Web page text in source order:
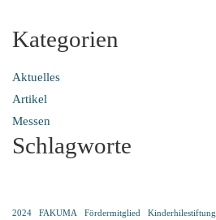
Kategorien
Aktuelles
Artikel
Messen
Schlagworte
2024 FAKUMA Fördermitglied Kinderhilestiftung